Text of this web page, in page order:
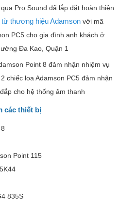
Pro Sound đã lắp đặt hoàn thiện
từ thương hiệu Adamson với mã
PC5 cho gia đình anh khách ở
Đa Kao, Quận 1
Point 8 đảm nhận nhiệm vụ
chiếc loa Adamson PC5 đảm nhận
cho hệ thống âm thanh
các thiết bị
Point 115
835S